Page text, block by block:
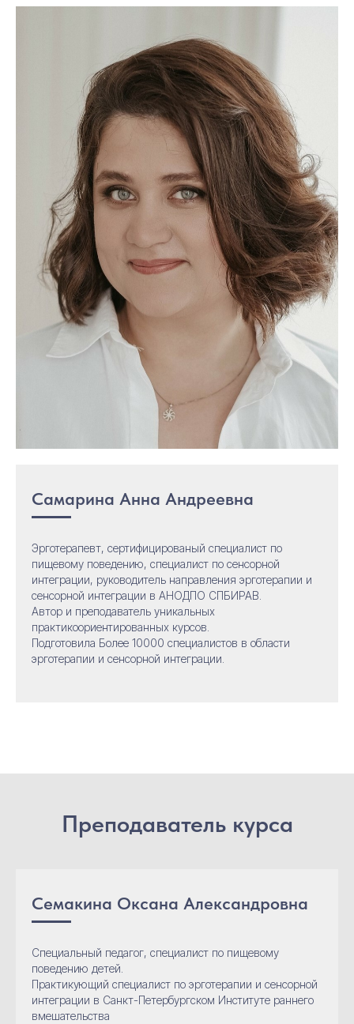
Самарина Анна Андреевна
Эрготерапевт, сертифицированый специалист по
пищевому поведению, специалист по сенсорной
интеграции, руководитель направления эрготерапии и
сенсорной интеграции в АНОДПО СПБИРАВ.
Автор и преподаватель уникальных
практикоориентированных курсов.
Подготовила Более 10000 специалистов в области
эрготерапии и сенсорной интеграции.
Преподаватель курса
Семакина Оксана Александровна
Специальный педагог, специалист по пищевому
поведению детей.
Практикующий специалист по эрготерапии и сенсорной
интеграции в Санкт-Петербургском Институте раннего
вмешательства